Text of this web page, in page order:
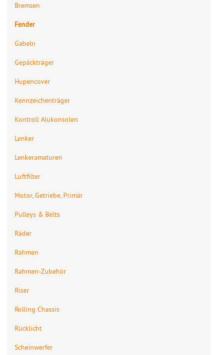
Bremsen
Fender
Gabeln
Gepäckträger
Hupencover
Kennzeichenträger
Kontroll Alukonsolen
Lenker
Lenkeramaturen
Luftfilter
Motor, Getriebe, Primär
Pulleys & Belts
Räder
Rahmen
Rahmen-Zubehör
Riser
Rolling Chassis
Rücklicht
Scheinwerfer